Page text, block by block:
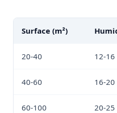
Surface (m²)
20-40 12-
40-60 16-
60-100 20-